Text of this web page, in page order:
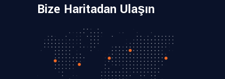
Bize Haritadan Ulaşın